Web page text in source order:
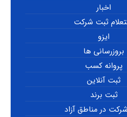
اخبار
ثبت شرکت
ایزو
بروزرسانی ها
پروانه کسب
ثبت آنلاین
ثبت برند
در مناطق آزاد